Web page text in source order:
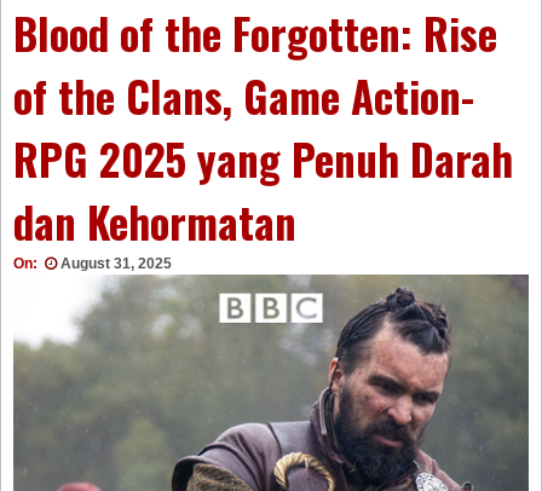
Blood of the Forgotten: Rise
of the Clans, Game Action-
RPG 2025 yang Penuh Darah
dan Kehormatan
On: August 31, 2025